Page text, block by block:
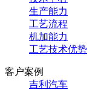
生产能力
工艺流程
机加能力
工艺技术优势
客户案例
吉利汽车